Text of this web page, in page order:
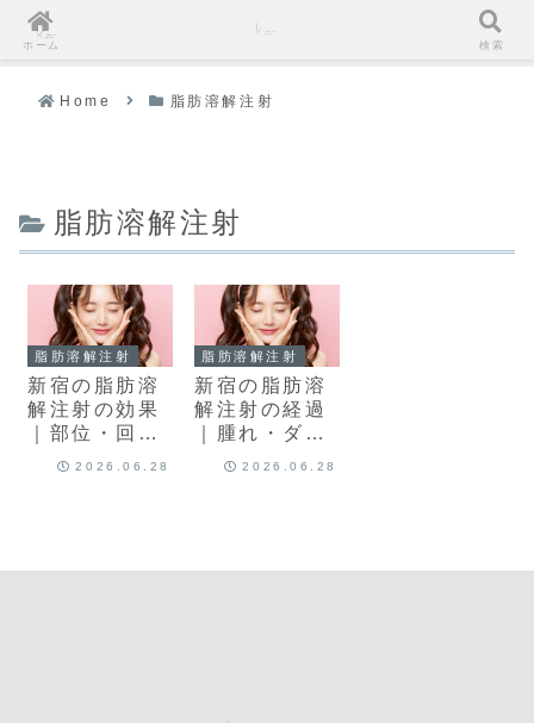
Home 脂肪溶解注射
脂肪溶解注射
脂肪溶解注射
新宿の脂肪溶
解注射の効果
｜部位・回
数・脂肪吸引
2026.06.28
脂肪溶解注射
新宿の脂肪溶
解注射の経過
｜腫れ・ダウ
ンタイム2026.06.28
ホーム 検索